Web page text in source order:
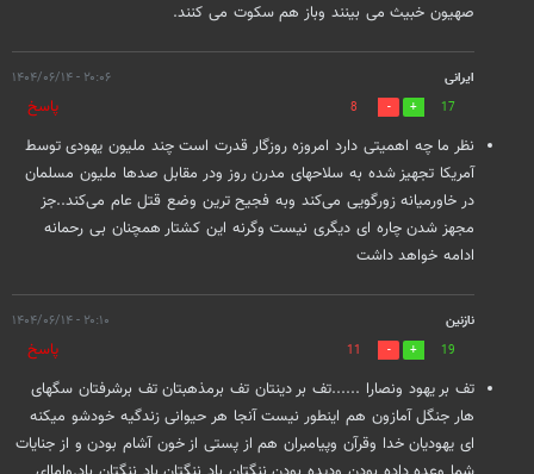
صهیون خبیث می بینند وباز هم سکوت می کنند.
ایرانی ۲۰:۰۶ - ۱۴۰۴/۰۶/۱۴
17
8
پاسخ
نظر ما چه اهمیتی دارد امروزه روزگار قدرت است چند ملیون یهودی توسط
آمریکا تجهیز شده به سلاحهای مدرن روز ودر مقابل صدها ملیون مسلمان
در خاورمیانه زورگویی می‌کند وبه فجیح ترین وضع قتل عام می‌کند..جز
مجهز شدن چاره ای دیگری نیست وگرنه این کشتار همچنان بی رحمانه
ادامه خواهد داشت
نازنین ۲۰:۱۰ - ۱۴۰۴/۰۶/۱۴
19
11
پاسخ
تف بر یهود ونصارا ......تف بر دینتان تف برمذهبتان تف برشرفتان سگهای
هار جنگل آمازون هم اینطور نیست آنجا هر حیوانی زندگیه خودشو میکنه
ای یهودیان خدا وقرآن وپیامبران هم از پستی از خون آشام بودن و از جنایات